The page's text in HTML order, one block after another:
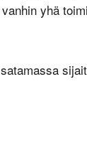
yhä